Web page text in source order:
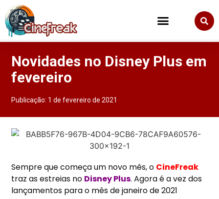
Novidades no Disney Plus em
fevereiro
Publicação: 1 de fevereiro de 2021
Sempre que começa um novo mês, o CineFreak
traz as estreias no Disney Plus. Agora é a vez dos
lançamentos para o mês de janeiro de 2021